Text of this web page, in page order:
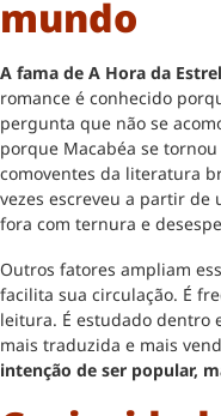
mundo
A fama de A Hora da
romance é conhecido
pergunta que não se
porque Macabéa se
comoventes da literatura
vezes escreveu a partir
fora com ternura e
Outros fatores ampliam
facilita sua circulação. É
leitura. É estudado dentro
mais traduzida e mais
intenção de ser popular,